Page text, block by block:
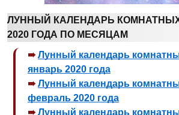
ЛУННЫЙ КАЛЕНДАРЬ
2020 ГОДА ПО МЕСЯЦАМ
Лунный календарь
январь 2020 года
Лунный календарь
февраль 2020 года
Лунный календарь